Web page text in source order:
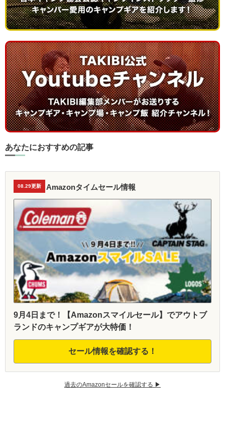
あなたにおすすめの記事
08.29更新 Amazonタイムセール情報
9月4日まで！【Amazonスマイルセール】でアウトブ
ランドのキャンプギアが大特価！
セール情報を確認する！
過去のAmazonセールを確認する ▶︎